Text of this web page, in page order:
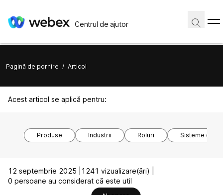
Centrul de ajutor
Pagină de pornire / Articol
Acest articol se aplică pentru:
Produse Industrii Roluri Sisteme de
12 septembrie 2025 |
1241 vizualizare(ări) |
0 persoane au considerat că este util